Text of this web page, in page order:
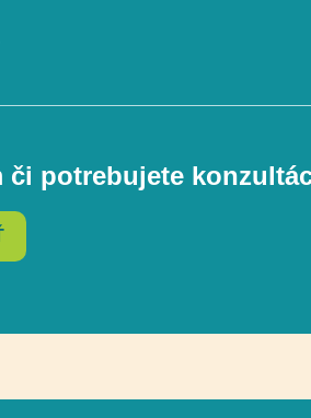
Socializácia
či potrebujete